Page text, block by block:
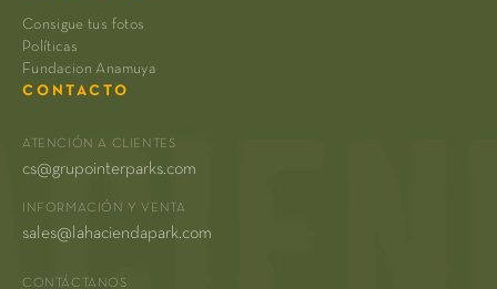
Consigue tus fotos
Políticas
Fundacion Anamuya
CONTACTO
ATENCIÓN A CLIENTES
cs@grupointerparks.com
INFORMACIÓN Y VENTA
sales@lahaciendapark.com
CONTÁCTANOS